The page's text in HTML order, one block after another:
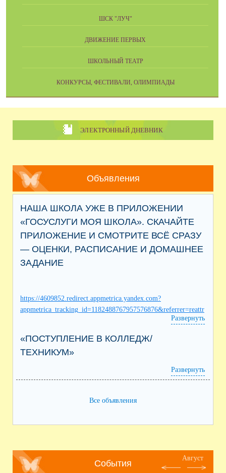
ШСК "ЛУЧ"
ДВИЖЕНИЕ ПЕРВЫХ
ШКОЛЬНЫЙ ТЕАТР
КОНКУРСЫ, ФЕСТИВАЛИ, ОЛИМПИАДЫ
ЭЛЕКТРОННЫЙ ДНЕВНИК
Объявления
НАША ШКОЛА УЖЕ В ПРИЛОЖЕНИИ
«ГОСУСЛУГИ МОЯ ШКОЛА». СКАЧАЙТЕ
ПРИЛОЖЕНИЕ И СМОТРИТЕ ВСЁ СРАЗУ
— ОЦЕНКИ, РАСПИСАНИЕ И ДОМАШНЕЕ
ЗАДАНИЕ
https://4609852.redirect.appmetrica.yandex.com?
appmetrica_tracking_id=1182488767957576876&referrer=reattr
Развернуть
«ПОСТУПЛЕНИЕ В КОЛЛЕДЖ/
ТЕХНИКУМ»
Развернуть
Все объявления
События
Август